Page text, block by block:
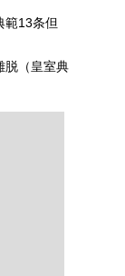
範13条但
脱（皇室典